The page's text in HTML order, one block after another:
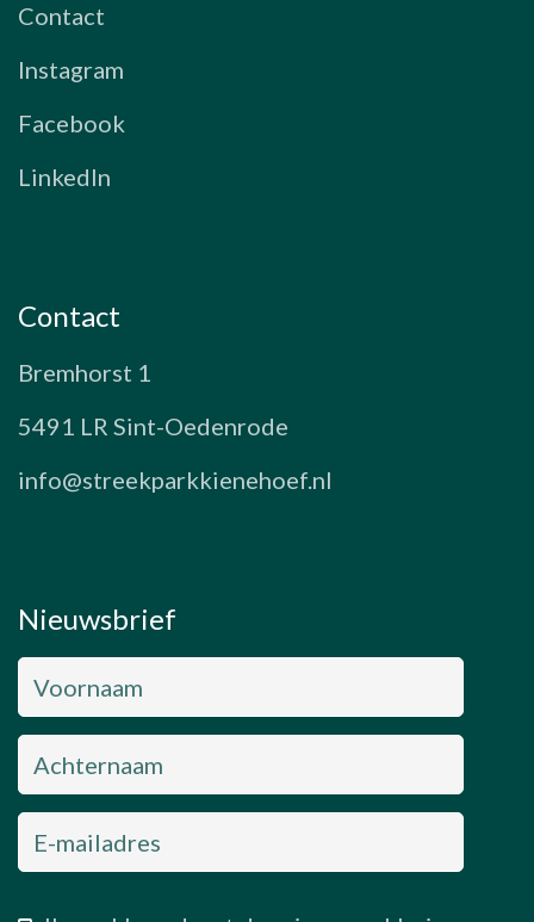
Contact
Instagram
Facebook
LinkedIn
Contact
Bremhorst 1
5491 LR Sint-Oedenrode
info@streekparkkienehoef.nl
Nieuwsbrief